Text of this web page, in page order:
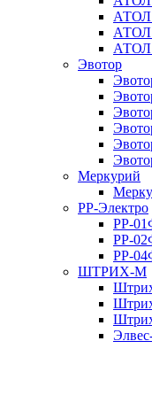
АТОЛ
АТОЛ
АТОЛ
Эвотор
Меркурий
РР-Электро
РР-
РР-
РР-
ШТРИХ-М